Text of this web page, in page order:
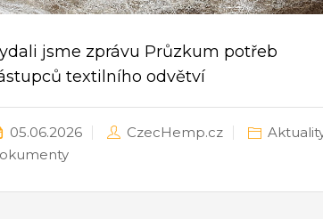
jsme zprávu Průzkum potřeb
textilního odvětví
05.06.2026 CzecHemp.cz